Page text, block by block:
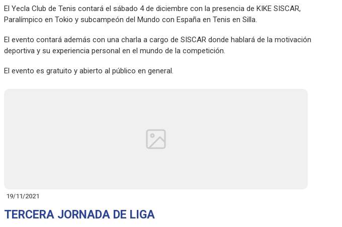
El Yecla Club de Tenis contará el sábado 4 de diciembre con la presencia de KIKE SISCAR,
Paralímpico en Tokio y subcampeón del Mundo con España en Tenis en Silla.
El evento contará además con una charla a cargo de SISCAR donde hablará de la motivación
deportiva y su experiencia personal en el mundo de la competición.
El evento es gratuito y abierto al público en general.
19/11/2021
TERCERA JORNADA DE LIGA